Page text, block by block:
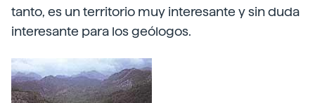
tanto, es un territorio muy interesante y sin duda
interesante para los geólogos.